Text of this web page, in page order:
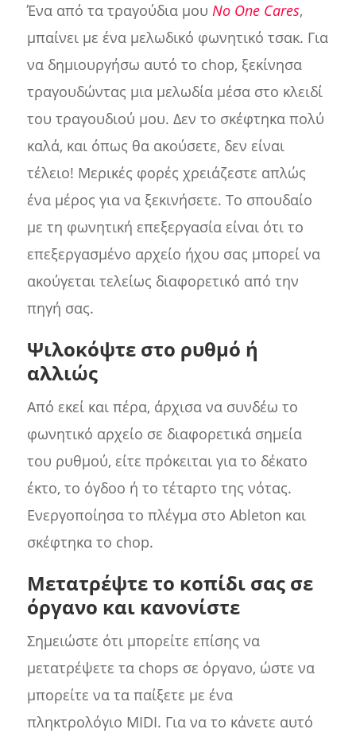
Ένα από τα τραγούδια μου No One Cares,
μπαίνει με ένα μελωδικό φωνητικό τσακ. Για
να δημιουργήσω αυτό το chop, ξεκίνησα
τραγουδώντας μια μελωδία μέσα στο κλειδί
του τραγουδιού μου. Δεν το σκέφτηκα πολύ
καλά, και όπως θα ακούσετε, δεν είναι
τέλειο! Μερικές φορές χρειάζεστε απλώς
ένα μέρος για να ξεκινήσετε. Το σπουδαίο
με τη φωνητική επεξεργασία είναι ότι το
επεξεργασμένο αρχείο ήχου σας μπορεί να
ακούγεται τελείως διαφορετικό από την
πηγή σας.
Ψιλοκόψτε στο ρυθμό ή
αλλιώς
Από εκεί και πέρα, άρχισα να συνδέω το
φωνητικό αρχείο σε διαφορετικά σημεία
του ρυθμού, είτε πρόκειται για το δέκατο
έκτο, το όγδοο ή το τέταρτο της νότας.
Ενεργοποίησα το πλέγμα στο Ableton και
σκέφτηκα το chop.
Μετατρέψτε το κοπίδι σας σε
όργανο και κανονίστε
Σημειώστε ότι μπορείτε επίσης να
μετατρέψετε τα chops σε όργανο, ώστε να
μπορείτε να τα παίξετε με ένα
πληκτρολόγιο MIDI. Για να το κάνετε αυτό